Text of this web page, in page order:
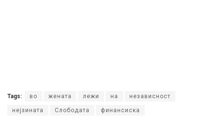
Tags: во жената лежи на независност
нејзината Слободата финансиска